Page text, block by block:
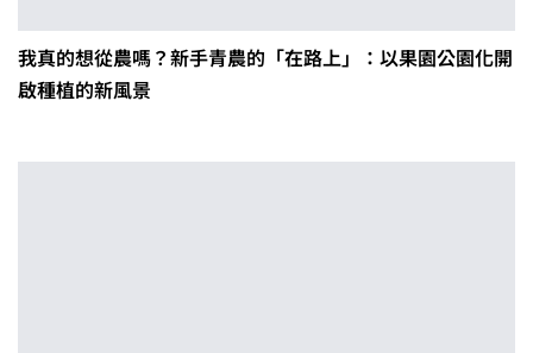
我真的想從農嗎？新手青農的「在路上」：以果園公園化開
啟種植的新風景